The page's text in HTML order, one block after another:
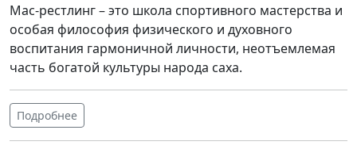
Мас-рестлинг – это школа спортивного мастерства и
особая философия физического и духовного
воспитания гармоничной личности, неотъемлемая
часть богатой культуры народа саха.
Подробнее